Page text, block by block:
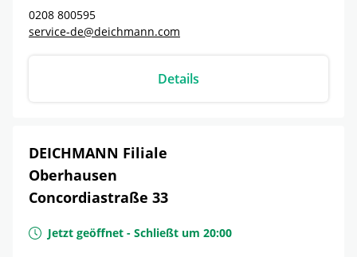
0208 800595
service-de@deichmann.com
Details
DEICHMANN Filiale
Oberhausen
Concordiastraße 33
Jetzt geöffnet - Schließt um 20:00